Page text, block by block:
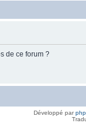
de ce forum ?
Développé par